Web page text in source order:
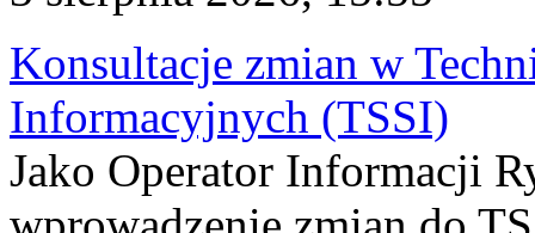
Konsultacje zmian w
Informacyjnych (TSSI)
Jako Operator Informacji